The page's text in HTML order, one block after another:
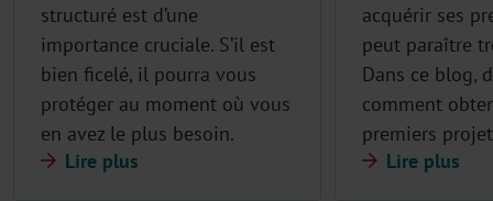
structuré est d’une
importance cruciale. S’il est
bien ficelé, il pourra vous
protéger au moment où vous
en avez le plus besoin.
Lire plus
acquérir ses
peut paraître
Dans ce blog,
comment
premiers
Lire plus